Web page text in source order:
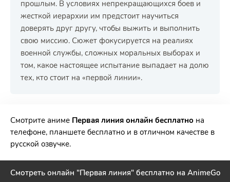
прошлым. В условиях непрекращающихся боев и
жесткой иерархии им предстоит научиться
доверять друг другу, чтобы выжить и выполнить
свою миссию. Сюжет фокусируется на реалиях
военной службы, сложных моральных выборах и
том, какое настоящее испытание выпадает на долю
тех, кто стоит на «первой линии».
Смотрите аниме Первая линия онлайн бесплатно на
телефоне, планшете бесплатно и в отличном качестве в
русской озвучке.
Смотреть онлайн "Первая линия" бесплатно на AnimeGo